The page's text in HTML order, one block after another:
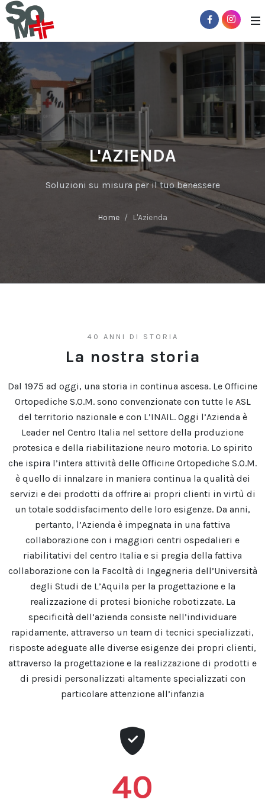
L'AZIENDA
Soluzioni su misura per il tuo benessere
Home L'Azienda
40 ANNI DI STORIA
La nostra storia
Dal 1975 ad oggi, una storia in continua ascesa. Le Officine
Ortopediche S.O.M. sono convenzionate con tutte le ASL
del territorio nazionale e con L’INAIL. Oggi l’Azienda è
Leader nel Centro Italia nel settore della produzione
protesica e della riabilitazione neuro motoria. Lo spirito
che ispira l’intera attività delle Officine Ortopediche S.O.M.
è quello di innalzare in maniera continua la qualità dei
servizi e dei prodotti da offrire ai propri clienti in virtù di
un totale soddisfacimento delle loro esigenze. Da anni,
pertanto, l’Azienda è impegnata in una fattiva
collaborazione con i maggiori centri ospedalieri e
riabilitativi del centro Italia e si pregia della fattiva
collaborazione con la Facoltà di Ingegneria dell’Università
degli Studi de L’Aquila per la progettazione e la
realizzazione di protesi bioniche robotizzate. La
specificità dell’azienda consiste nell’individuare
rapidamente, attraverso un team di tecnici specializzati,
risposte adeguate alle diverse esigenze dei propri clienti,
attraverso la progettazione e la realizzazione di prodotti e
di presidi personalizzati altamente specializzati con
particolare attenzione all’infanzia
40